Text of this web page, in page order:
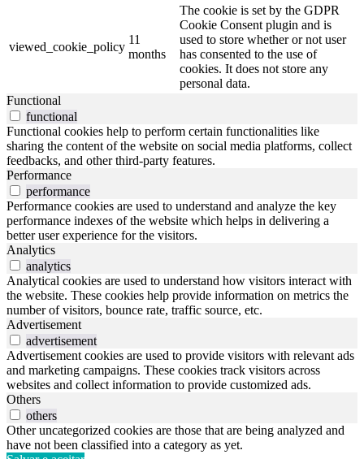
viewed_cookie_policy
11
months
The cookie is set by the GDPR
Cookie Consent plugin and is
used to store whether or not user
has consented to the use of
cookies. It does not store any
personal data.
Functional
functional
Functional cookies help to perform certain functionalities like
sharing the content of the website on social media platforms, collect
feedbacks, and other third-party features.
Performance
performance
Performance cookies are used to understand and analyze the key
performance indexes of the website which helps in delivering a
better user experience for the visitors.
Analytics
analytics
Analytical cookies are used to understand how visitors interact with
the website. These cookies help provide information on metrics the
number of visitors, bounce rate, traffic source, etc.
Advertisement
advertisement
Advertisement cookies are used to provide visitors with relevant ads
and marketing campaigns. These cookies track visitors across
websites and collect information to provide customized ads.
Others
others
Other uncategorized cookies are those that are being analyzed and
have not been classified into a category as yet.